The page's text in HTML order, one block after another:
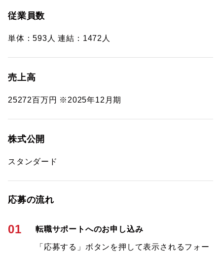
従業員数
単体：593人 連結：1472人
売上高
25272百万円 ※2025年12月期
株式公開
スタンダード
応募の流れ
01 転職サポートへのお申し込み
「応募する」ボタンを押して表示されるフォー